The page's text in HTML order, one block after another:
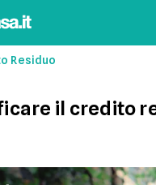
Residuo
il credito